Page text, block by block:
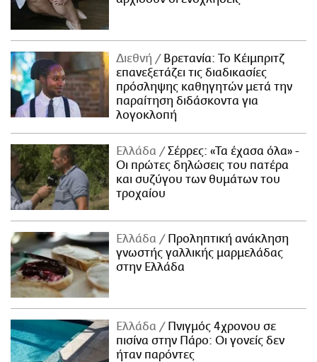
Διεθνή
Βρετανία: Το Κέιμπριτζ
επανεξετάζει τις διαδικασίες
πρόσληψης καθηγητών μετά την
παραίτηση διδάσκοντα για
λογοκλοπή
Ελλάδα
Σέρρες: «Τα έχασα όλα» -
Οι πρώτες δηλώσεις του πατέρα
και συζύγου των θυμάτων του
τροχαίου
Ελλάδα
Προληπτική ανάκληση
γνωστής γαλλικής μαρμελάδας
στην Ελλάδα
Ελλάδα
Πνιγμός 4χρονου σε
πισίνα στην Πάρο: Οι γονείς δεν
ήταν παρόντες